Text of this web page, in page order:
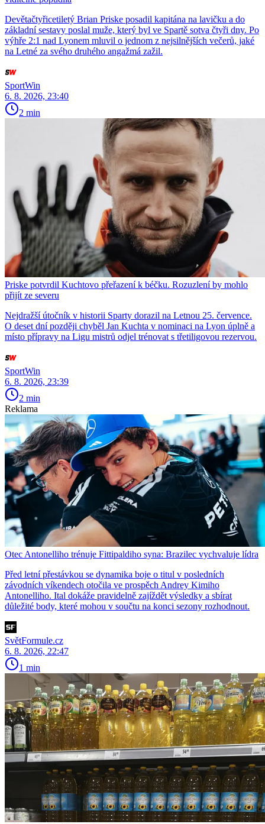
Devětačtyřicetiletý Brian Priske posadil kapitána na lavičku a do
základní sestavy poslal muže, který byl ve Spartě sotva čtyři dny. Po
výhře 2:1 nad Lyonem mluvil o jednom z nejsilnějších večerů, jaké
na Letné za svého druhého angažmá zažil.
SportWin
6. 8. 2026, 23:40
2 min
Priske potvrdil Kuchtovo přeřazení k béčku. Rozuzlení by mohlo
přijít ze severu
Nejdražší útočník v historii Sparty dorazil na Letnou 25. července.
O deset dní později chyběl Jan Kuchta v nominaci na Lyon úplně a
místo přípravy na Ligu mistrů odjel trénovat s třetiligovou rezervou.
SportWin
6. 8. 2026, 23:39
2 min
Reklama
Otec Antonelliho trénuje Fittipaldiho syna: Brazilec vychvaluje lídra
Před letní přestávkou se dynamika boje o titul v posledních
závodních víkendech otočila ve prospěch Andrey Kimiho
Antonelliho. Ital dokáže pravidelně zajíždět výsledky a sbírat
důležité body, které mohou v součtu na konci sezony rozhodnout.
SvětFormule.cz
6. 8. 2026, 22:47
1 min